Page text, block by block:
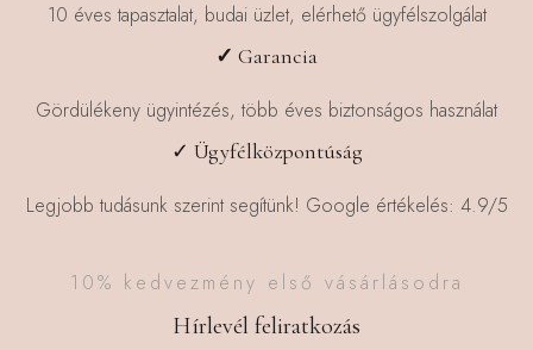
10 éves tapasztalat, budai üzlet, elérhető ügyfélszolgálat
✓ Garancia
Gördülékeny ügyintézés, több éves biztonságos használat
✓ Ügyfélközpontúság
Legjobb tudásunk szerint segítünk! Google értékelés: 4.9/5
10% kedvezmény első vásárlásodra
Hírlevél feliratkozás